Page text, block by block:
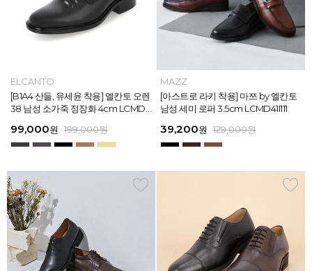
MAZZ
마쯔 by 엘칸토 남성 데이엔 스니커즈
3.5cm LCMS20M413
71,400원 189,000원
INTENSE
[아스트로 엠제이 착용] 인텐스 by 엘
칸토 남성 클래식 스니커즈 3cm LC
45,900원 129,000원
ELCANTO
[B1A4 산들, 유세윤 착용] 엘칸토 오렌
38 남성 소가죽 정장화 4cm LCMD3
99,000원 199,000원
MAZZ
[아스트로 라키 착용] 마쯔 by 엘칸토
남성 세미 로퍼 3.5cm LCMD41I111
39,200원 129,000원
MAZZ
[박형식, 지창욱 착용] 마쯔 by 엘칸토
남성 페니 로퍼 3.5cm LCMD82I111
39,200원 129,000원
MAZZ
[안보현 착용] 마쯔 by 엘칸토 남성 캐
쥬얼 플렉시블 로퍼 2cm LCMC93M
38,250원 159,000원
MAZZ
마쯔 by 엘칸토 남성 데일리 컴포트화
4cm LCMF95M111
38,250원 129,000원
MAZZ
마쯔 by 엘칸토 남성 캐주얼 더비 슈
즈 2.4cm LCMC21M326
38,250원 129,000원
MAZZ
마쯔 by 엘칸토 남성 데이엔 스니커즈
3.5cm LCMS20M413
71,400원 189,000원
INTENSE
[아스트로 엠제이 착용] 인텐스 by 엘
칸토 남성 클래식 스니커즈 3cm LC
45,900원 129,000원
ELCANTO
[B1A4 산들, 유세윤 착용] 엘칸토 오렌
38 남성 소가죽 정장화 4cm LCMD3
99,000원 199,000원
MAZZ
[아스트로 라키 착용] 마쯔 by 엘칸토
남성 세미 로퍼 3.5cm LCMD41I111
39,200원 129,000원